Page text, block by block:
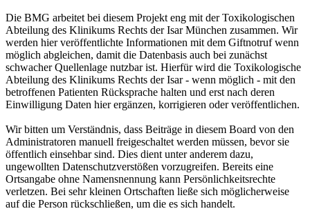
Die BMG arbeitet bei diesem Projekt eng mit der Toxikologischen
Abteilung des Klinikums Rechts der Isar München zusammen. Wir
werden hier veröffentlichte Informationen mit dem Giftnotruf wenn
möglich abgleichen, damit die Datenbasis auch bei zunächst
schwacher Quellenlage nutzbar ist. Hierfür wird die Toxikologische
Abteilung des Klinikums Rechts der Isar - wenn möglich - mit den
betroffenen Patienten Rücksprache halten und erst nach deren
Einwilligung Daten hier ergänzen, korrigieren oder veröffentlichen.
Wir bitten um Verständnis, dass Beiträge in diesem Board von den
Administratoren manuell freigeschaltet werden müssen, bevor sie
öffentlich einsehbar sind. Dies dient unter anderem dazu,
ungewollten Datenschutzverstößen vorzugreifen. Bereits eine
Ortsangabe ohne Namensnennung kann Persönlichkeitsrechte
verletzen. Bei sehr kleinen Ortschaften ließe sich möglicherweise
auf die Person rückschließen, um die es sich handelt.